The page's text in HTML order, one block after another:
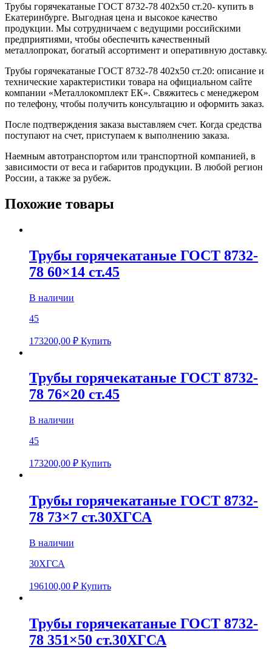
Трубы горячекатаные ГОСТ 8732-78 402x50 ст.20- купить в
Екатеринбурге. Выгодная цена и высокое качество
продукции. Мы сотрудничаем с ведущими российскими
предприятиями, чтобы обеспечить качественный
металлопрокат, богатый ассортимент и оперативную доставку.
Трубы горячекатаные ГОСТ 8732-78 402x50 ст.20: описание и
технические характеристики товара на официальном сайте
компании «Металлокомплект ЕК». Свяжитесь с менеджером
по телефону, чтобы получить консультацию и оформить заказ.
После подтверждения заказа выставляем счет. Когда средства
поступают на счет, приступаем к выполнению заказа.
Наемным автотранспортом или транспортной компанией, в
зависимости от веса и габаритов продукции. В любой регион
России, а также за рубеж.
Похожие товары
Трубы горячекатаные ГОСТ 8732-
78 60×14 ст.45
В наличии
45
173200,00 ₽ Купить
Трубы горячекатаные ГОСТ 8732-
78 76×20 ст.45
В наличии
45
173200,00 ₽ Купить
Трубы горячекатаные ГОСТ 8732-
78 73×7 ст.30ХГСА
В наличии
30ХГСА
196100,00 ₽ Купить
Трубы горячекатаные ГОСТ 8732-
78 351×50 ст.30ХГСА